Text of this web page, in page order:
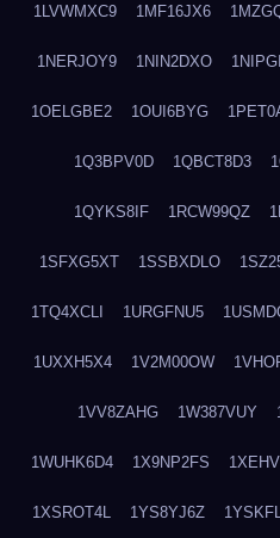
1LVWMXC9 1MF16JX6
1NERJOY9 1NIN2DXO
1OELGBE2 1OUI6BYG
1Q3BPV0D 1QBCT8D3
1QYKS8IF 1RCW99QZ
1SFXG5XT 1SSBXDLO
1TQ4XCLI 1URGFNU5
1UXXH5X4 1V2M00OW
1VV8ZAHG 1W387VUY
1WUHK6D4 1X9NP2FS
1XSROT4L 1YS8YJ6Z